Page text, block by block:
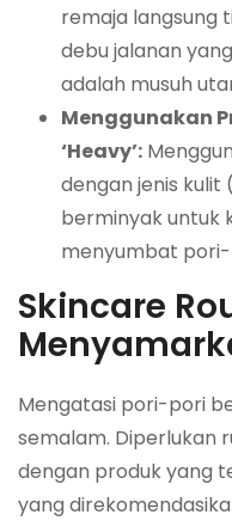
remaja langsung
debu jalanan
adalah musuh
Menggunakan
‘Heavy’:
dengan jenis
berminyak untuk
menyumbat
Skincare
Mengatasi pori-pori
semalam. Diperlukan
dengan produk yang
yang